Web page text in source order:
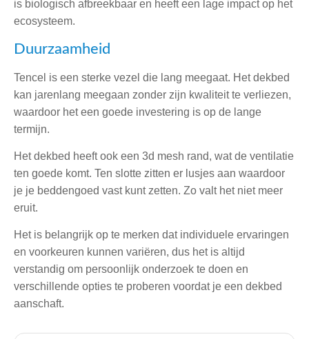
is biologisch afbreekbaar en heeft een lage impact op het
ecosysteem.
Duurzaamheid
Tencel is een sterke vezel die lang meegaat. Het dekbed
kan jarenlang meegaan zonder zijn kwaliteit te verliezen,
waardoor het een goede investering is op de lange
termijn.
Het dekbed heeft ook een 3d mesh rand, wat de ventilatie
ten goede komt. Ten slotte zitten er lusjes aan waardoor
je je beddengoed vast kunt zetten. Zo valt het niet meer
eruit.
Het is belangrijk op te merken dat individuele ervaringen
en voorkeuren kunnen variëren, dus het is altijd
verstandig om persoonlijk onderzoek te doen en
verschillende opties te proberen voordat je een dekbed
aanschaft.